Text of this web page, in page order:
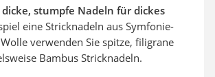
dicke, stumpfe Nadeln für dickes
eine Stricknadeln aus Symfonie-
verwenden Sie spitze, filigrane
Bambus Stricknadeln.